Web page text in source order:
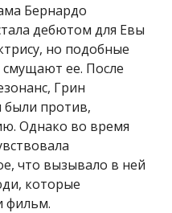
Бернардо
дебютом для Евы
но подобные
ее. После
Грин
были против,
Однако во время
что вызывало в ней
которые
фильм.